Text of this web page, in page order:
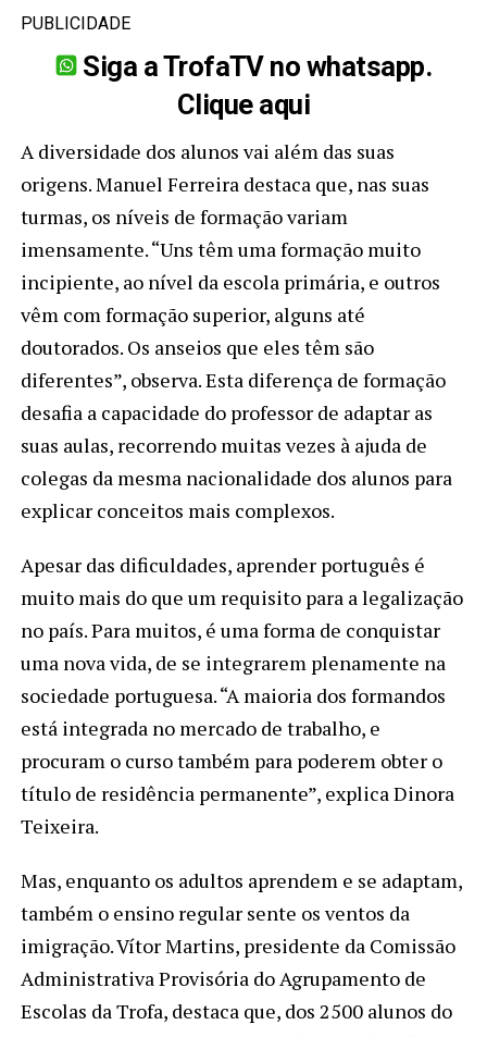
PUBLICIDADE
Siga a TrofaTV no whatsapp.
Clique aqui
A diversidade dos alunos vai além das suas
origens. Manuel Ferreira destaca que, nas suas
turmas, os níveis de formação variam
imensamente. “Uns têm uma formação muito
incipiente, ao nível da escola primária, e outros
vêm com formação superior, alguns até
doutorados. Os anseios que eles têm são
diferentes”, observa. Esta diferença de formação
desafia a capacidade do professor de adaptar as
suas aulas, recorrendo muitas vezes à ajuda de
colegas da mesma nacionalidade dos alunos para
explicar conceitos mais complexos.
Apesar das dificuldades, aprender português é
muito mais do que um requisito para a legalização
no país. Para muitos, é uma forma de conquistar
uma nova vida, de se integrarem plenamente na
sociedade portuguesa. “A maioria dos formandos
está integrada no mercado de trabalho, e
procuram o curso também para poderem obter o
título de residência permanente”, explica Dinora
Teixeira.
Mas, enquanto os adultos aprendem e se adaptam,
também o ensino regular sente os ventos da
imigração. Vítor Martins, presidente da Comissão
Administrativa Provisória do Agrupamento de
Escolas da Trofa, destaca que, dos 2500 alunos do